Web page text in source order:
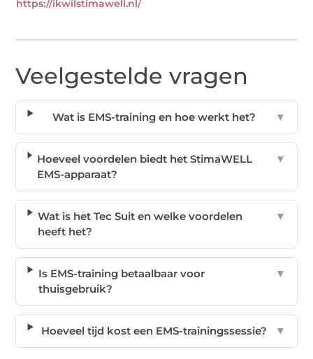
https://ikwilstimawell.nl/
Veelgestelde vragen
Wat is EMS-training en hoe werkt het? ▼
Hoeveel voordelen biedt het StimaWELL
EMS-apparaat?
▼
Wat is het Tec Suit en welke voordelen
heeft het?
▼
Is EMS-training betaalbaar voor
thuisgebruik?
▼
Hoeveel tijd kost een EMS-trainingssessie? ▼